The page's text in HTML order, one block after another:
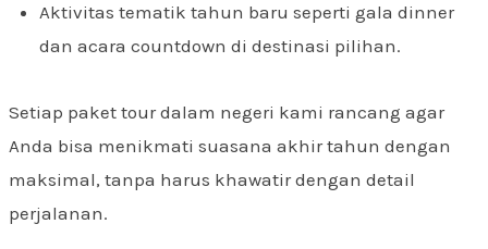
Aktivitas tematik tahun baru seperti gala dinner
dan acara countdown di destinasi pilihan.
Setiap paket tour dalam negeri kami rancang agar
Anda bisa menikmati suasana akhir tahun dengan
maksimal, tanpa harus khawatir dengan detail
perjalanan.